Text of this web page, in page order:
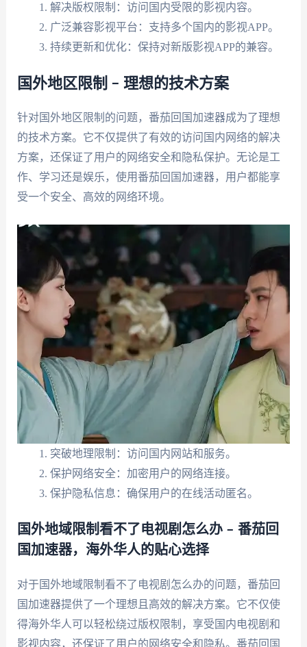
解决版权限制：访问国内受限的影视内容。
广泛兼容影视平台：支持多个国内的影视APP。
持续更新和优化：保持对新版影视APP的兼容。
国外地区限制 – 理想的技术方案
针对国外地区限制的问题，番茄回国加速器成为了理想
的技术方案。它不仅提供了有效的访问国内网络的解决
方案，还保证了用户的网络安全和隐私保护。无论是工
作、学习还是娱乐，使用番茄回国加速器，用户都能享
受一个安全、高效的网络环境。
突破地理限制：访问国内网站和服务。
保护网络安全：加密用户的网络连接。
保护隐私信息：确保用户的在线活动匿名。
国外地域限制看不了电视剧怎么办 – 番茄回
国加速器，海外华人的贴心选择
对于国外地域限制看不了电视剧怎么办的问题，番茄回
国加速器提供了一个理想且高效的解决方案。它不仅使
得海外华人可以轻松绕过版权限制，享受国内电视剧和
影视内容，还保证了用户的网络安全和隐私。番茄回国